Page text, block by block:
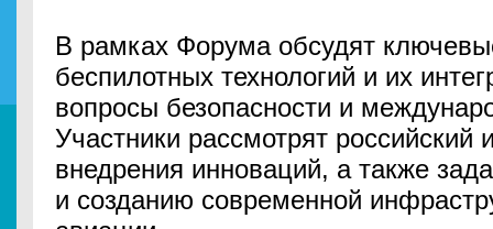
В рамках Форума обсудят
беспилотных технологий и их
вопросы безопасности и
Участники рассмотрят
внедрения инноваций, а также
и созданию современной